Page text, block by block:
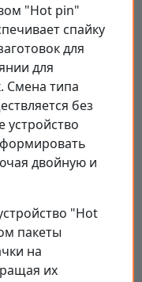
"Hot pin"
спайку
для
для
Смена типа
без
двойную и
"Hot
пакеты
на
их